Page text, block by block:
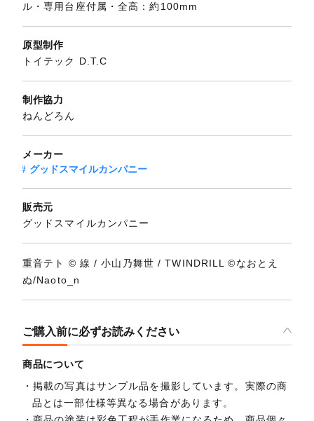
ル・専用台座付属・全高：約100mm
原型制作
トイテック D.T.C
制作協力
ねんどろん
メーカー
グッドスマイルカンパニー
販売元
グッドスマイルカンパニー
重音テト © 線 / 小山乃舞世 / TWINDRILL ©なおとえ
ぬ/Naoto_n
ご購入前に必ずお読みください
商品について
掲載の写真はサンプル品を撮影しています。実際の商
品とは一部仕様等異なる場合があります。